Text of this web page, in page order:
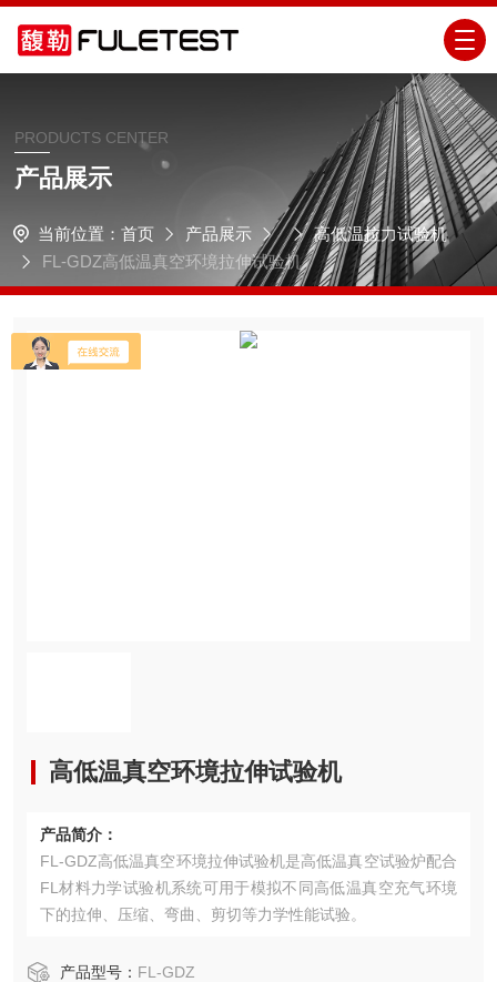
PRODUCTS CENTER
产品展示
当前位置： 首页 产品展示
高低温拉力试验机
FL-GDZ高低温真空环境拉伸试验机
高低温真空环境拉伸试验机
产品简介：
FL-GDZ高低温真空环境拉伸试验机是高低温真空试验炉配合
FL材料力学试验机系统可用于模拟不同高低温真空充气环境
下的拉伸、压缩、弯曲、剪切等力学性能试验。
产品型号： FL-GDZ